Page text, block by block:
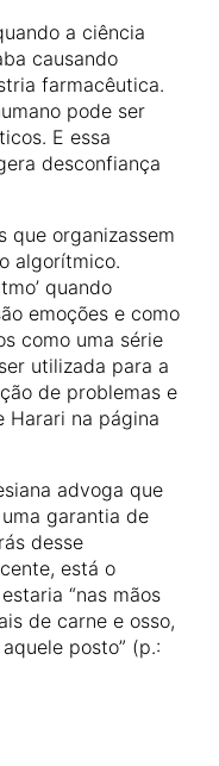
a ciência
causando
farmacêutica.
pode ser
E essa
desconfiança
que organizassem
algorítmico.
quando
emoções e como
como uma série
utilizada para a
de problemas e
Harari na página
advoga que
garantia de
desse
está o
“nas mãos
de carne e osso,
posto” (p.: